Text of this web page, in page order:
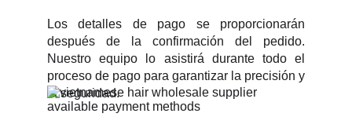
Los detalles de pago se proporcionarán
después de la confirmación del pedido.
Nuestro equipo lo asistirá durante todo el
proceso de pago para garantizar la precisión y
la seguridad.